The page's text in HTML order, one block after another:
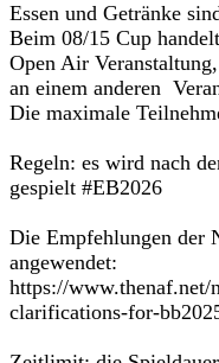
Essen und Getränke
Beim 08/15 Cup
Open Air
an einem anderen
Die maximale
Regeln: es wird nach
gespielt #EB2026
Die Empfehlungen der
angewendet:
https://www.thenaf.net/
clarifications-for-